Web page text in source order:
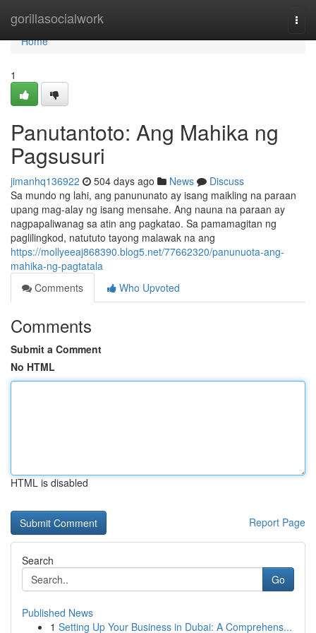
gorillasocialwork
Home
Home
1
Panutantoto: Ang Mahika ng
Pagsusuri
jimanhq136922 504 days ago News
Discuss
Sa mundo ng lahi, ang panununato ay isang maikling na paraan
upang mag-alay ng isang mensahe. Ang nauna na paraan ay
nagpapaliwanag sa atin ang pagkatao. Sa pamamagitan ng
paglilingkod, natututo tayong malawak na ang
https://mollyeeaj868390.blog5.net/77662320/panunuota-ang-
mahika-ng-pagtatala
Comments
Who Upvoted
Comments
Submit a Comment
No HTML
HTML is disabled
Report Page
Search
Go
Published News
1 Setting Up Your Business in Dubai: A Comprehens...